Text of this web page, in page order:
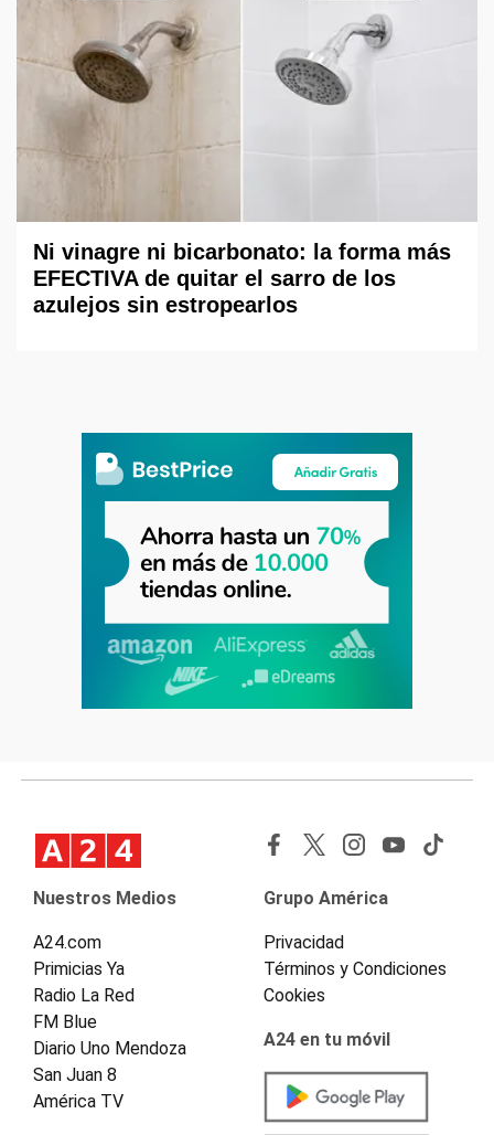
Ni vinagre ni bicarbonato: la forma más
EFECTIVA de quitar el sarro de los
azulejos sin estropearlos
Nuestros Medios
A24.com
Primicias Ya
Radio La Red
FM Blue
Diario Uno Mendoza
San Juan 8
América TV
Grupo América
Privacidad
Términos y Condiciones
Cookies
A24 en tu móvil